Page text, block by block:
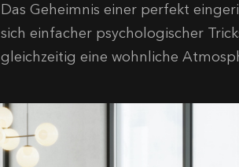
Das Geheimnis einer perfekt
sich einfacher psychologischer
gleichzeitig eine wohnliche